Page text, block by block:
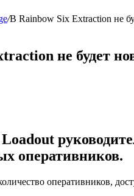
/В Rainbow Six Extraction не
не будет
оперативников.
оперативников,